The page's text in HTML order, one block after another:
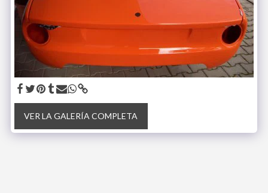
VER LA GALERÍA COMPLETA